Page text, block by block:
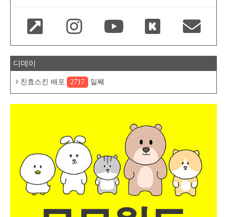
디데이
친효스킨 배포 2717 일째